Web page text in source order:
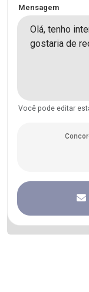
Mensagem
Você pode editar